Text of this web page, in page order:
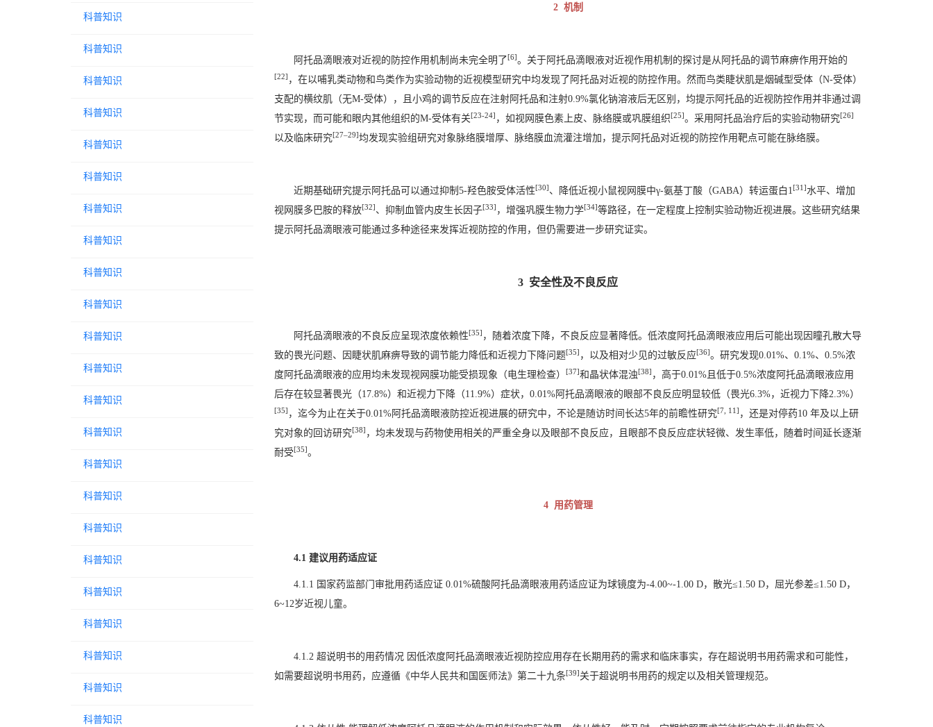
2 机制
阿托品滴眼液对近视的防控作用机制尚未完全明了[6]。关于阿托品滴眼液对近视作用机制的探讨是从阿托品的调节麻痹作用开始的
[22] ，在以哺乳类动物和鸟类作为实验动物的近视模型研究中均发现了阿托品对近视的防控作用。然而鸟类睫状肌是烟碱型受体（N-受体）
支配的横纹肌（无M-受体），且小鸡的调节反应在注射阿托品和注射0.9%氯化钠溶液后无区别，均提示阿托品的近视防控作用并非通过调
节实现，而可能和眼内其他组织的M-受体有关[23-24] ，如视网膜色素上皮、脉络膜或巩膜组织[25]。采用阿托品治疗后的实验动物研究[26]
以及临床研究[27–29]均发现实验组研究对象脉络膜增厚、脉络膜血流灌注增加，提示阿托品对近视的防控作用靶点可能在脉络膜。
近期基础研究提示阿托品可以通过抑制5-羟色胺受体活性[30] 、降低近视小鼠视网膜中γ-氨基丁酸（GABA）转运蛋白1[31]水平、增加
视网膜多巴胺的释放[32] 、抑制血管内皮生长因子[33] ，增强巩膜生物力学[34]等路径，在一定程度上控制实验动物近视进展。这些研究结果
提示阿托品滴眼液可能通过多种途径来发挥近视防控的作用，但仍需要进一步研究证实。
3 安全性及不良反应
阿托品滴眼液的不良反应呈现浓度依赖性[35] ，随着浓度下降，不良反应显著降低。低浓度阿托品滴眼液应用后可能出现因瞳孔散大导
致的畏光问题、因睫状肌麻痹导致的调节能力降低和近视力下降问题[35] ，以及相对少见的过敏反应[36]。研究发现0.01%、0.1%、0.5%浓
度阿托品滴眼液的应用均未发现视网膜功能受损现象（电生理检查）
[37]和晶状体混浊[38] ，高于0.01%且低于0.5%浓度阿托品滴眼液应用
后存在较显著畏光（17.8%）和近视力下降（11.9%）症状，0.01%阿托品滴眼液的眼部不良反应明显较低（畏光6.3%，近视力下降2.3%）
[35] ，迄今为止在关于0.01%阿托品滴眼液防控近视进展的研究中，不论是随访时间长达5年的前瞻性研究[7, 11] ，还是对停药10 年及以上研
究对象的回访研究[38] ，均未发现与药物使用相关的严重全身以及眼部不良反应，且眼部不良反应症状轻微、发生率低，随着时间延长逐渐
耐受[35]。
4 用药管理
4.1 建议用药适应证
4.1.1 国家药监部门审批用药适应证 0.01%硫酸阿托品滴眼液用药适应证为球镜度为-4.00~-1.00 D，散光≤1.50 D，屈光参差≤1.50 D，
6~12岁近视儿童。
4.1.2 超说明书的用药情况 因低浓度阿托品滴眼液近视防控应用存在长期用药的需求和临床事实，存在超说明书用药需求和可能性，
如需要超说明书用药，应遵循《中华人民共和国医师法》第二十九条[39] 关于超说明书用药的规定以及相关管理规范。
科普知识
科普知识
科普知识
科普知识
科普知识
科普知识
科普知识
科普知识
科普知识
科普知识
科普知识
科普知识
科普知识
科普知识
科普知识
科普知识
科普知识
科普知识
科普知识
科普知识
科普知识
科普知识
科普知识